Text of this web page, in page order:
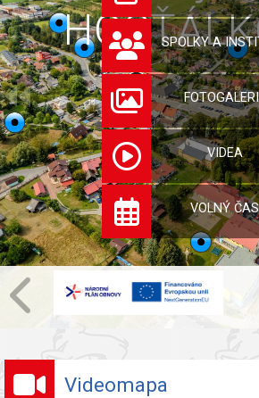
SPOLKY A
VIDEA
VOLNÝ ČAS
Videomapa